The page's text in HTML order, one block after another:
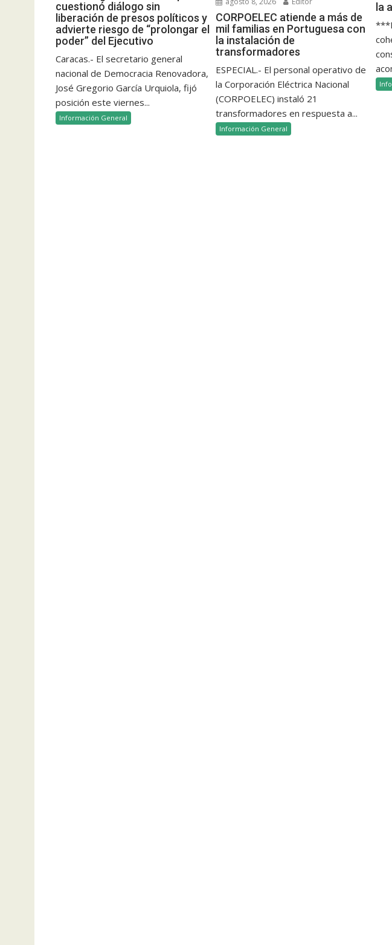
cuestionó diálogo sin
liberación de presos políticos y
advierte riesgo de “prolongar el
poder” del Ejecutivo
Caracas.- El secretario general
nacional de Democracia Renovadora,
José Gregorio García Urquiola, fijó
posición este viernes...
Información General
CORPOELEC atiende a más de
mil familias en Portuguesa con
la instalación de
transformadores
ESPECIAL.- El personal operativo de
la Corporación Eléctrica Nacional
(CORPOELEC) instaló 21
transformadores en respuesta a...
Información General
la